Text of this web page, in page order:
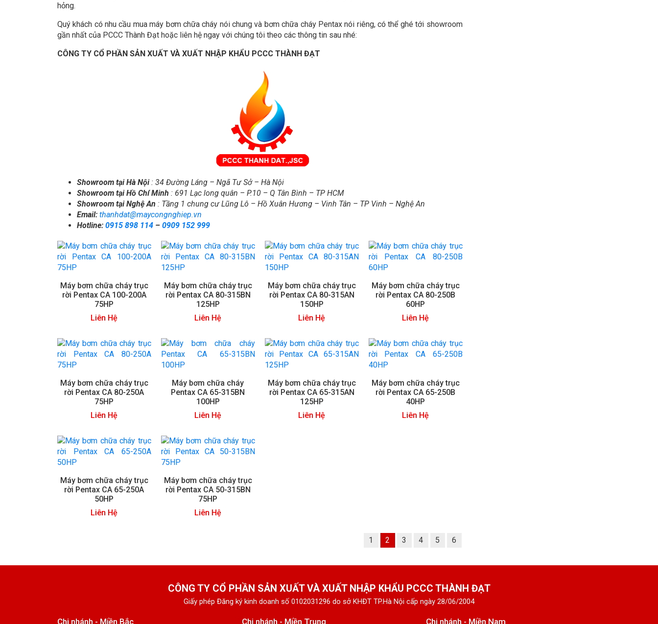
hỏng.
Quý khách có nhu cầu mua máy bơm chữa cháy nói chung và bơm chữa cháy Pentax nói riêng, có thể ghé tới showroom
gần nhất của PCCC Thành Đạt hoặc liên hệ ngay với chúng tôi theo các thông tin sau nhé:
CÔNG TY CỔ PHẦN SẢN XUẤT VÀ XUẤT NHẬP KHẨU PCCC THÀNH ĐẠT
Showroom tại Hà Nội: 34 Đường Láng – Ngã Tư Sở – Hà Nội
Showroom tại Hồ Chí Minh : 691 Lạc long quân – P.10 – Q Tân Bình – TP HCM
Showroom tại Nghệ An : Tầng 1 chung cư Lũng Lô – Hồ Xuân Hương – Vinh Tân – TP Vinh – Nghệ An
Email: thanhdat@maycongnghiep.vn
Hotline: 0915 898 114 – 0909 152 999
Máy bơm chữa cháy trục
rời Pentax CA 100-200A
75HP
Liên Hệ
Máy bơm chữa cháy trục
rời Pentax CA 80-315BN
125HP
Liên Hệ
Máy bơm chữa cháy trục
rời Pentax CA 80-315AN
150HP
Liên Hệ
Máy bơm chữa cháy trục
rời Pentax CA 80-250B
60HP
Liên Hệ
Máy bơm chữa cháy trục
rời Pentax CA 80-250A
75HP
Liên Hệ
Máy bơm chữa cháy
Pentax CA 65-315BN
100HP
Liên Hệ
Máy bơm chữa cháy trục
rời Pentax CA 65-315AN
125HP
Liên Hệ
Máy bơm chữa cháy trục
rời Pentax CA 65-250B
40HP
Liên Hệ
Máy bơm chữa cháy trục
rời Pentax CA 65-250A
50HP
Liên Hệ
Máy bơm chữa cháy trục
rời Pentax CA 50-315BN
75HP
Liên Hệ
1 2 3 4 5 6
CÔNG TY CỔ PHẦN SẢN XUẤT VÀ XUẤT NHẬP KHẨU PCCC THÀNH ĐẠT
Giấy phép Đăng ký kinh doanh số 0102031296 do sở KHĐT TP.Hà Nội cấp ngày 28/06/2004
Chi nhánh - Miền Bắc Chi nhánh - Miền Trung Chi nhánh - Miền Nam